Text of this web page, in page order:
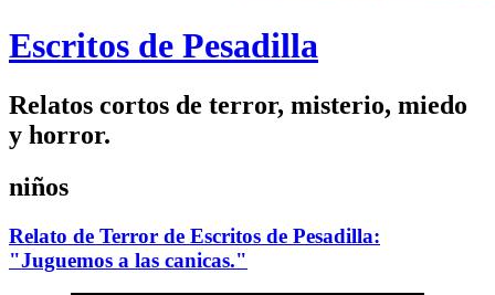
Escritos de Pesadilla
Relatos cortos de terror, misterio, miedo
y horror.
niños
Relato de Terror de Escritos de Pesadilla:
"Juguemos a las canicas."